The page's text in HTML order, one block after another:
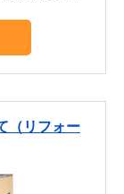
（リフォー